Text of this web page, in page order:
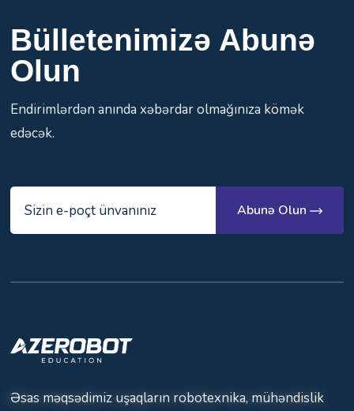
Bülletenimizə Abunə
Olun
Endirimlərdən anında xəbərdar olmağınıza kömək
edəcək.
Abunə Olun
Əsas məqsədimiz uşaqların robotexnika, mühəndislik